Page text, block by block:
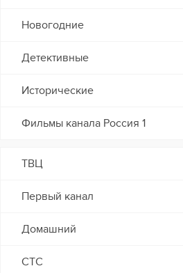
Новогодние
Детективные
Исторические
Фильмы канала Россия 1
ТВЦ
Первый канал
Домашний
СТС